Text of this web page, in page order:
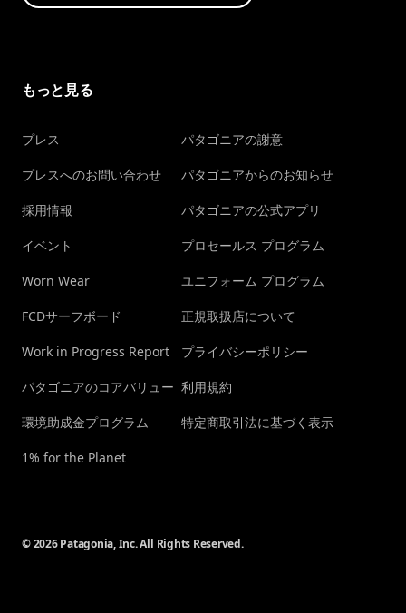
もっと見る
プレス
プレスへのお問い合わせ
採用情報
イベント
Worn Wear
FCDサーフボード
Work in Progress Report
パタゴニアのコアバリュー
環境助成金プログラム
1% for the Planet
パタゴニアの謝意
パタゴニアからのお知らせ
パタゴニアの公式アプリ
プロセールス プログラム
ユニフォーム プログラム
正規取扱店について
プライバシーポリシー
利用規約
特定商取引法に基づく表示
© 2026 Patagonia, Inc. All Rights Reserved.